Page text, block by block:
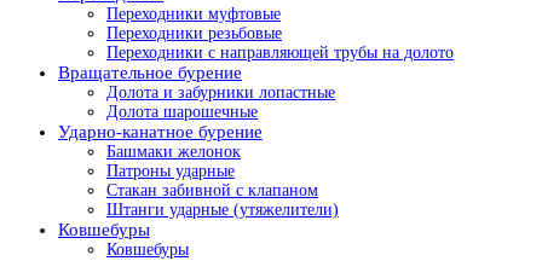
Переходники муфтовые
Переходники резьбовые
Переходники с направляющей трубы на долото
Вращательное бурение
Долота и забурники лопастные
Долота шарошечные
Ударно-канатное бурение
Башмаки желонок
Патроны ударные
Стакан забивной с клапаном
Штанги ударные (утяжелители)
Ковшебуры
Ковшебуры